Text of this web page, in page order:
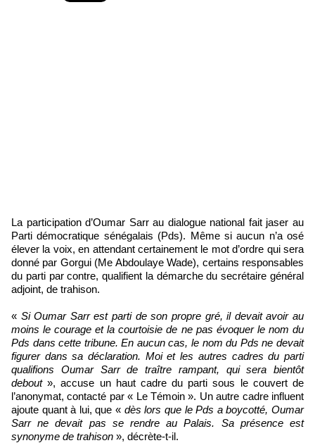
La participation d’Oumar Sarr au dialogue national fait jaser au
Parti démocratique sénégalais (Pds). Même si aucun n’a osé
élever la voix, en attendant certainement le mot d’ordre qui sera
donné par Gorgui (Me Abdoulaye Wade), certains responsables
du parti par contre, qualifient la démarche du secrétaire général
adjoint, de trahison.
« Si Oumar Sarr est parti de son propre gré, il devait avoir au
moins le courage et la courtoisie de ne pas évoquer le nom du
Pds dans cette tribune. En aucun cas, le nom du Pds ne devait
figurer dans sa déclaration. Moi et les autres cadres du parti
qualifions Oumar Sarr de traître rampant, qui sera bientôt
debout», accuse un haut cadre du parti sous le couvert de
l’anonymat, contacté par « Le Témoin ». Un autre cadre influent
ajoute quant à lui, que « dès lors que le Pds a boycotté, Oumar
Sarr ne devait pas se rendre au Palais. Sa présence est
synonyme de trahison », décrète-t-il.